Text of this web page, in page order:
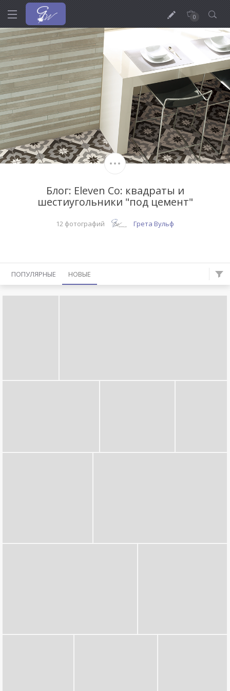
0
Блог: Eleven Co: квадраты и
шестиугольники "под цемент"
12 фотографий Грета Вульф
ПОПУЛЯРНЫЕ НОВЫЕ